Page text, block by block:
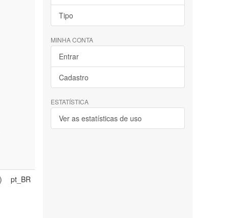
pt_BR
Tipo
MINHA CONTA
Entrar
Cadastro
ESTATÍSTICA
Ver as estatísticas de uso